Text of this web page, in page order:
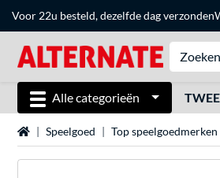
Voor 22u besteld, dezelfde dag verzonden
Alle categorieën
HomeSpeelgoed Top speelgoedmerken